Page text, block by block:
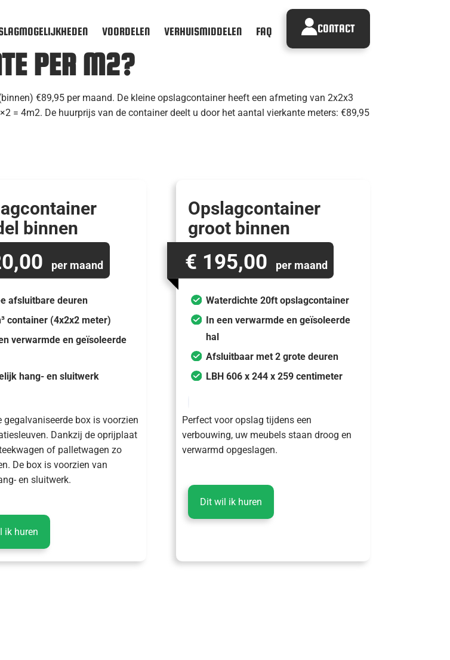
VOORDELEN VERHUISMIDDELEN FAQ CONTACT
PER M2?
€89,95 per maand. De kleine opslagcontainer heeft een afmeting van 2x2x3
= 4m2. De huurprijs van de container deelt u door het aantal vierkante meters: €89,95
binnen
per maand
afsluitbare deuren
container (4x2x2 meter)
verwarmde en geïsoleerde
hang- en sluitwerk
gegalvaniseerde box is voorzien
Dankzij de oprijplaat
of palletwagen zo
De box is voorzien van
en sluitwerk.
ik huren
Opslagcontainer
groot binnen
€ 195,00 per maand
Waterdichte 20ft opslagcontainer
In een verwarmde en geïsoleerde
hal
Afsluitbaar met 2 grote deuren
LBH 606 x 244 x 259 centimeter
Perfect voor opslag tijdens een
verbouwing, uw meubels staan droog en
verwarmd opgeslagen.
Dit wil ik huren